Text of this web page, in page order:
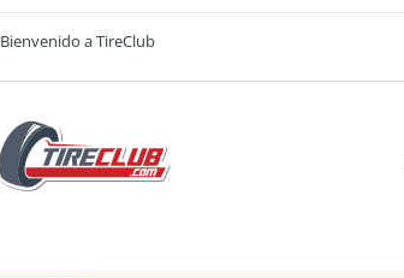
Bienvenido a TireClub